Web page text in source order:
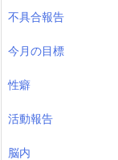
不具合報告
今月の目標
性癖
活動報告
脳内